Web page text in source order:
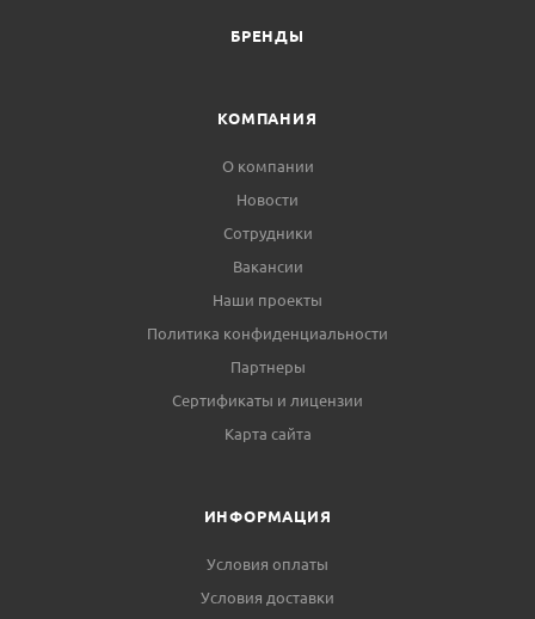
БРЕНДЫ
КОМПАНИЯ
О компании
Новости
Сотрудники
Вакансии
Наши проекты
Политика конфиденциальности
Партнеры
Сертификаты и лицензии
Карта сайта
ИНФОРМАЦИЯ
Условия оплаты
Условия доставки